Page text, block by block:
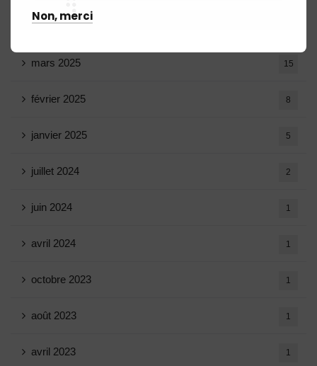
avril 2025
mars 2025 15
février 2025 8
janvier 2025 5
juillet 2024 2
juin 2024 1
avril 2024 1
octobre 2023 1
août 2023 1
avril 2023 1
Non, merci